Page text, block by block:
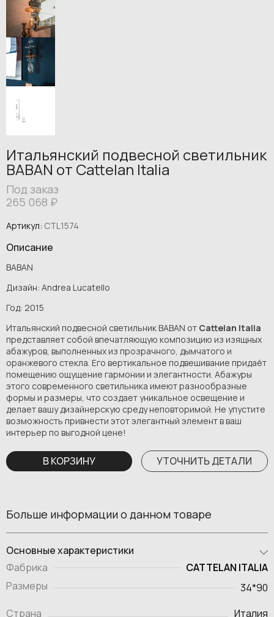
Итальянский подвесной светильник
BABAN от Cattelan Italia
Под заказ
265 068 ₽
Артикул: CTL1574
Описание
BABAN
Дизайн: Andrea Lucatello
Год: 2015
Итальянский подвесной светильник BABAN от Cattelan Italia
представляет собой впечатляющую композицию из изящных
абажуров, выполненных из прозрачного, дымчатого и
оранжевого стекла. Его вертикальное подвешивание придаёт
помещению ощущение гармонии и элегантности. Абажуры
этого современного светильника имеют разнообразные
формы и размеры, что создает уникальное освещение и
делает вашу дизайнерскую среду неповторимой. Не упустите
возможность привнести этот элегантный элемент в ваш
интерьер по выгодной цене!
В КОРЗИНУ УТОЧНИТЬ ДЕТАЛИ
Больше информации о данном товаре
Основные характеристики
Фабрика
CATTELAN ITALIA
Страна Италия
Размеры 34*90